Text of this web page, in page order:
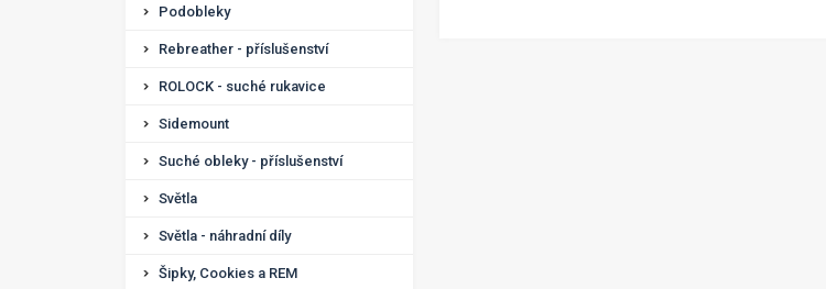
Podobleky
Rebreather - příslušenství
ROLOCK - suché rukavice
Sidemount
Suché obleky - příslušenství
Světla
Světla - náhradní díly
Šipky, Cookies a REM